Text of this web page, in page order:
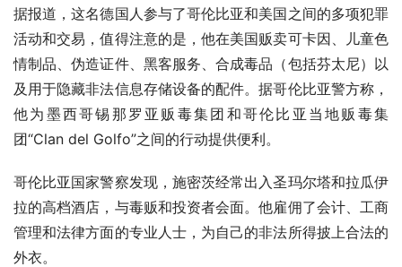
据报道，这名德国人参与了哥伦比亚和美国之间的多项犯罪
活动和交易，值得注意的是，他在美国贩卖可卡因、儿童色
情制品、伪造证件、黑客服务、合成毒品（包括芬太尼）以
及用于隐藏非法信息存储设备的配件。据哥伦比亚警方称，
他为墨西哥锡那罗亚贩毒集团和哥伦比亚当地贩毒集
团“Clan del Golfo”之间的行动提供便利。
哥伦比亚国家警察发现，施密茨经常出入圣玛尔塔和拉瓜伊
拉的高档酒店，与毒贩和投资者会面。他雇佣了会计、工商
管理和法律方面的专业人士，为自己的非法所得披上合法的
外衣。